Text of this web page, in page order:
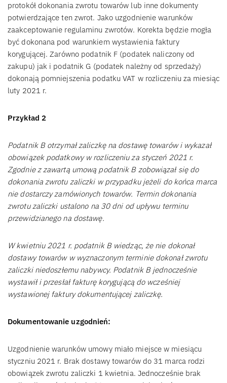
protokół dokonania zwrotu towarów lub inne dokumenty
potwierdzające ten zwrot. Jako uzgodnienie warunków
zaakceptowanie regulaminu zwrotów. Korekta będzie mogła
być dokonana pod warunkiem wystawienia faktury
korygującej. Zarówno podatnik F (podatek naliczony od
zakupu) jak i podatnik G (podatek należny od sprzedaży)
dokonają pomniejszenia podatku VAT w rozliczeniu za miesiąc
luty 2021 r.
Przykład 2
Podatnik B otrzymał zaliczkę na dostawę towarów i wykazał
obowiązek podatkowy w rozliczeniu za styczeń 2021 r.
Zgodnie z zawartą umową podatnik B zobowiązał się do
dokonania zwrotu zaliczki w przypadku jeżeli do końca marca
nie dostarczy zamówionych towarów. Termin dokonania
zwrotu zaliczki ustalono na 30 dni od upływu terminu
przewidzianego na dostawę.
W kwietniu 2021 r. podatnik B wiedząc, że nie dokonał
dostawy towarów w wyznaczonym terminie dokonał zwrotu
zaliczki niedoszłemu nabywcy. Podatnik B jednocześnie
wystawił i przesłał fakturę korygującą do wcześniej
wystawionej faktury dokumentującej zaliczkę.
Dokumentowanie uzgodnień:
Uzgodnienie warunków umowy miało miejsce w miesiącu
styczniu 2021 r. Brak dostawy towarów do 31 marca rodzi
obowiązek zwrotu zaliczki 1 kwietnia. Jednocześnie brak